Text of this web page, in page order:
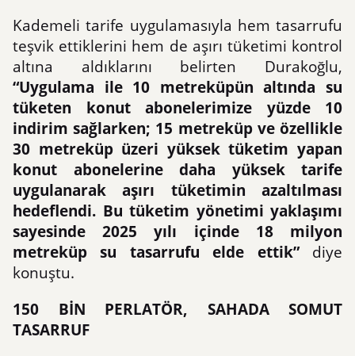
Kademeli tarife uygulamasıyla hem tasarrufu
teşvik ettiklerini hem de aşırı tüketimi kontrol
altına aldıklarını belirten Durakoğlu,
“Uygulama ile 10 metreküpün altında su
tüketen konut abonelerimize yüzde 10
indirim sağlarken; 15 metreküp ve özellikle
30 metreküp üzeri yüksek tüketim yapan
konut abonelerine daha yüksek tarife
uygulanarak aşırı tüketimin azaltılması
hedeflendi. Bu tüketim yönetimi yaklaşımı
sayesinde 2025 yılı içinde 18 milyon
metreküp su tasarrufu elde ettik”diye
konuştu.
150 BİN PERLATÖR, SAHADA SOMUT
TASARRUF